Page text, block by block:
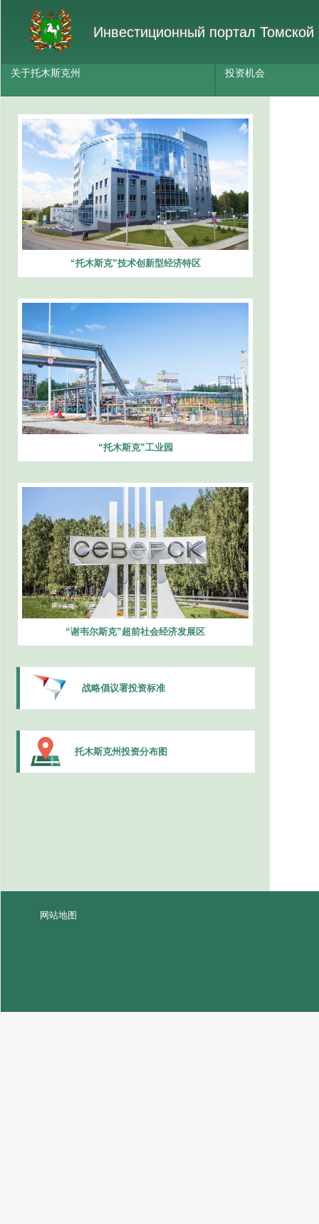
Инвестиционный портал Томской
关于托木斯克州 投资机会
“托木斯克”技术创新型经济特区
“托木斯克”工业园
“谢韦尔斯克”超前社会经济发展区
战略倡议署投资标准
托木斯克州投资分布图
网站地图